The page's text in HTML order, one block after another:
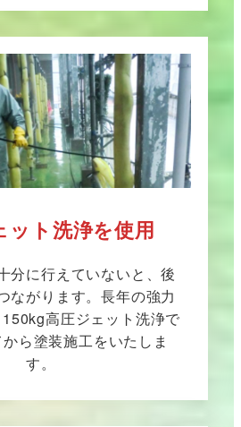
ット洗浄を使用
分に行えていないと、後
ながります。長年の強力
高圧ジェット洗浄で
ら塗装施工をいたしま
す。